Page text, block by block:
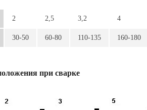
2 2,5 3,2 4
30-50 60-80 110-135 160-180
при сварке